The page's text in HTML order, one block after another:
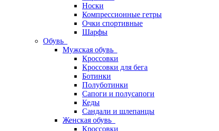
Носки
Компрессионные гетры
Очки спортивные
Шарфы
Обувь
Мужская обувь
Кроссовки
Кроссовки для бега
Ботинки
Полуботинки
Сапоги и полусапоги
Кеды
Сандали и шлепанцы
Женская обувь
Кроссовки